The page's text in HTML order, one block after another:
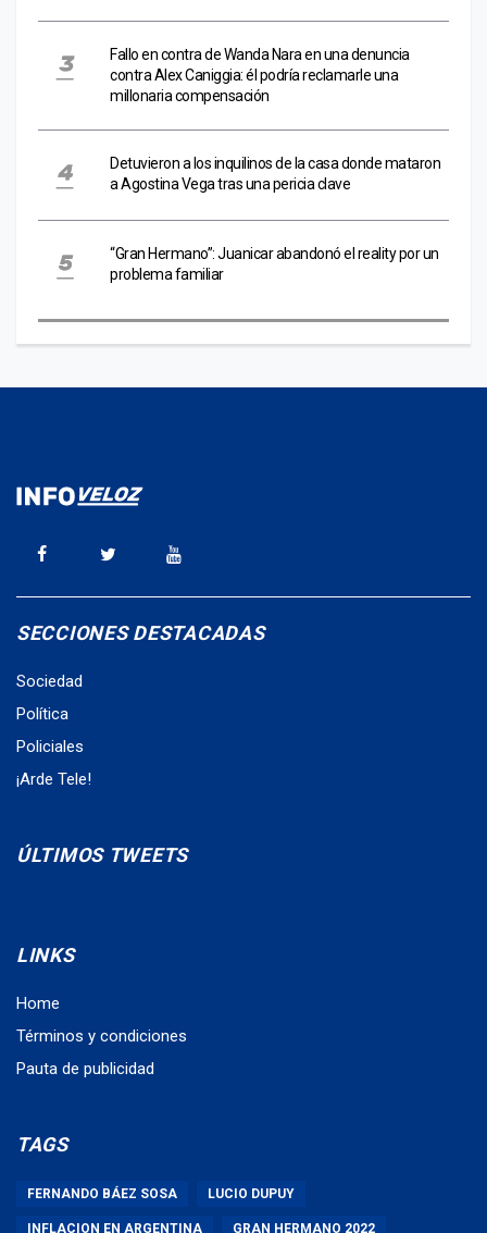
Fallo en contra de Wanda Nara en una denuncia
contra Alex Caniggia: él podría reclamarle una
millonaria compensación
Detuvieron a los inquilinos de la casa donde mataron
a Agostina Vega tras una pericia clave
“Gran Hermano”: Juanicar abandonó el reality por un
problema familiar
SECCIONES DESTACADAS
Sociedad
Política
Policiales
¡Arde Tele!
ÚLTIMOS TWEETS
LINKS
Home
Términos y condiciones
Pauta de publicidad
TAGS
FERNANDO BÁEZ SOSA LUCIO DUPUY
INFLACION EN ARGENTINA GRAN HERMANO 2022